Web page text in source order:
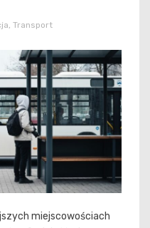
, Transport
miejscowościach